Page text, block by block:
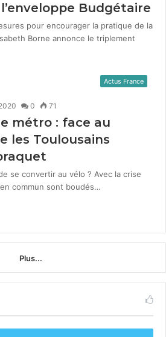
Budgétaire
pour encour­ager la pra­tique de la
Borne annonce le triple­ment
Actus France
0 71
métro : face au
les Toulousains
se con­ver­tir au vélo ? Avec la crise
com­mun sont boudés…
Plus...